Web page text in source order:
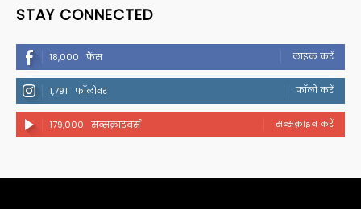
STAY CONNECTED
18,000 फैंस लाइक करें
1,791 फॉलोवर फॉलो करें
179,000 सब्सक्राइबर्स सब्सक्राइब करें